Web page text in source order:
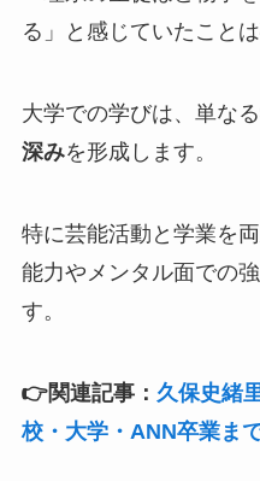
る」と感じていたことは
大学での学びは、単な
深みを形成します。
特に芸能活動と学業を
能力やメンタル面での
す。
👉関連記事： 久保史緒
校・大学・ANN卒業ま